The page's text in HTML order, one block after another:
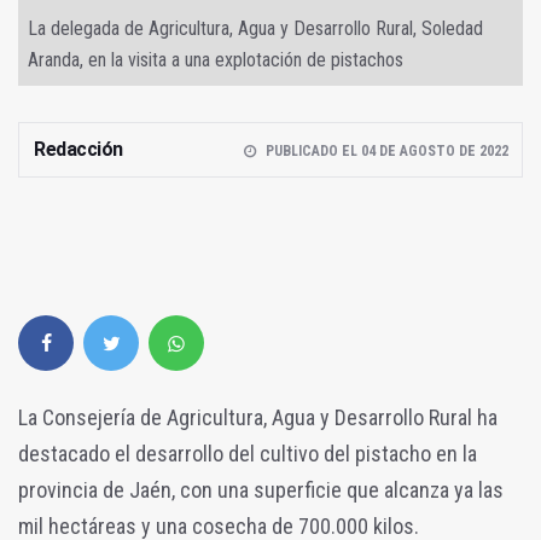
La delegada de Agricultura, Agua y Desarrollo Rural, Soledad
Aranda, en la visita a una explotación de pistachos
Redacción PUBLICADO EL 04 DE AGOSTO DE 2022
La Consejería de Agricultura, Agua y Desarrollo Rural ha
destacado el desarrollo del cultivo del pistacho en la
provincia de Jaén, con una superficie que alcanza ya las
mil hectáreas y una cosecha de 700.000 kilos.